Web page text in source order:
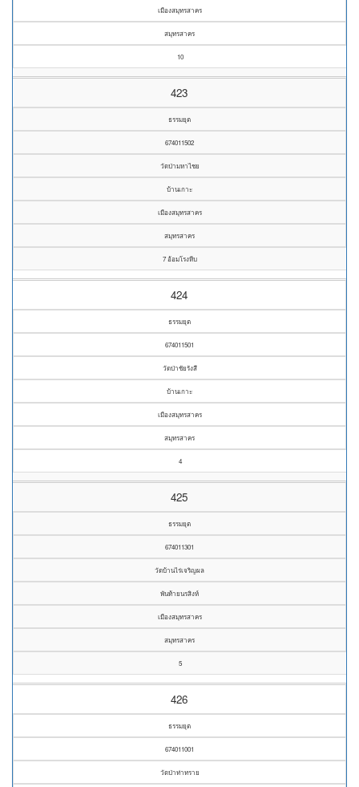
เมืองสมุทรสาคร
สมุทรสาคร
10
423
ธรรมยุต
674011502
วัดป่ามหาไชย
บ้านเกาะ
เมืองสมุทรสาคร
สมุทรสาคร
7 อ้อมโรงหีบ
424
ธรรมยุต
674011501
วัดป่าชัยรังสี
บ้านเกาะ
เมืองสมุทรสาคร
สมุทรสาคร
4
425
ธรรมยุต
674011301
วัดบ้านไร่เจริญผล
พันท้ายนรสิงห์
เมืองสมุทรสาคร
สมุทรสาคร
5
426
ธรรมยุต
674011001
วัดป่าท่าทราย